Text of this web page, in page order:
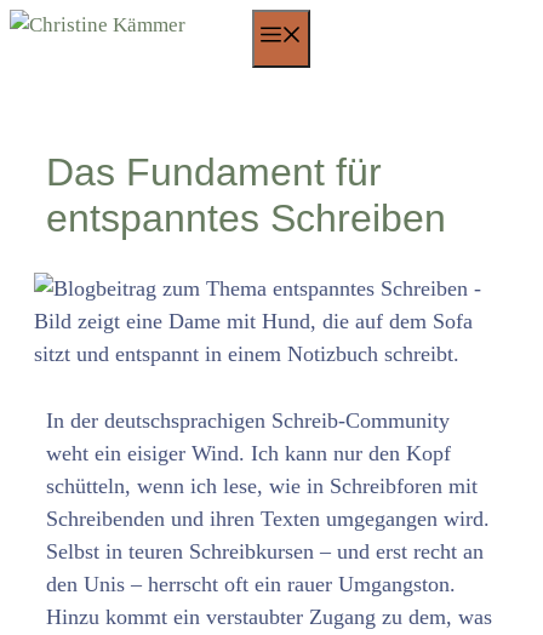
Zum
Das Fundament für
entspanntes Schreiben
In der deutschsprachigen Schreib-Community
weht ein eisiger Wind. Ich kann nur den Kopf
schütteln, wenn ich lese, wie in Schreibforen mit
Schreibenden und ihren Texten umgegangen wird.
Selbst in teuren Schreibkursen – und erst recht an
den Unis – herrscht oft ein rauer Umgangston.
Hinzu kommt ein verstaubter Zugang zu dem, was